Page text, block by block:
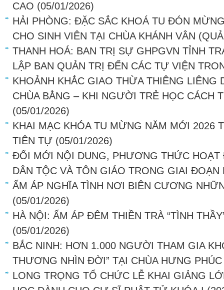
CAO (05/01/2026)
HẢI PHÒNG: ĐẶC SẮC KHOÁ TU ĐÓN
CHO SINH VIÊN TẠI CHÙA KHÁNH VÂN
THANH HOÁ: BAN TRỊ SỰ GHPGVN TỈNH
LẬP BAN QUẢN TRỊ ĐẾN CÁC TỰ VIỆN
KHOẢNH KHẮC GIAO THỪA THIÊNG LIÊNG
CHÙA BẰNG – KHI NGƯỜI TRẺ HỌC CÁCH
(05/01/2026)
KHAI MẠC KHÓA TU MỪNG NĂM MỚI 2026
TIÊN TỰ (05/01/2026)
ĐỔI MỚI NỘI DUNG, PHƯƠNG THỨC HOẠT
DÂN TỘC VÀ TÔN GIÁO TRONG GIAI ĐOẠN
ẤM ÁP NGHĨA TÌNH NƠI BIÊN CƯƠNG
(05/01/2026)
HÀ NỘI: ẤM ÁP ĐÊM THIỀN TRÀ “TÌNH
(05/01/2026)
BẮC NINH: HƠN 1.000 NGƯỜI THAM GIA
THƯƠNG NHÌN ĐỜI” TẠI CHÙA HƯNG PHÚC
LONG TRỌNG TỔ CHỨC LỄ KHAI GIẢNG